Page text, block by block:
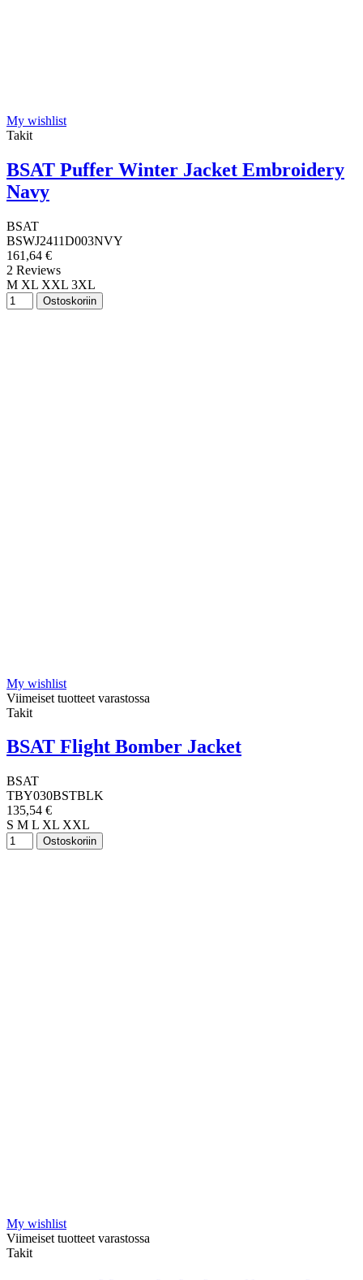
My wishlist
Takit
BSAT Puffer Winter Jacket Embroidery
Navy
BSAT
BSWJ2411D003NVY
161,64 €
2 Reviews
M XL XXL 3XL
Ostoskoriin
My wishlist
Viimeiset tuotteet varastossa
Takit
BSAT Flight Bomber Jacket
BSAT
TBY030BSTBLK
135,54 €
S M L XL XXL
Ostoskoriin
My wishlist
Viimeiset tuotteet varastossa
Takit